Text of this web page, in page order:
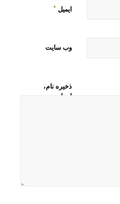
ایمیل *
وب‌ سایت
ذخیره نام،
ایمیل و